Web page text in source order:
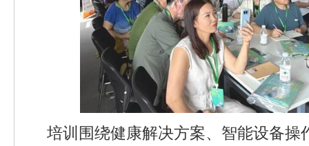
培训围绕健康解决方案、智能设备操